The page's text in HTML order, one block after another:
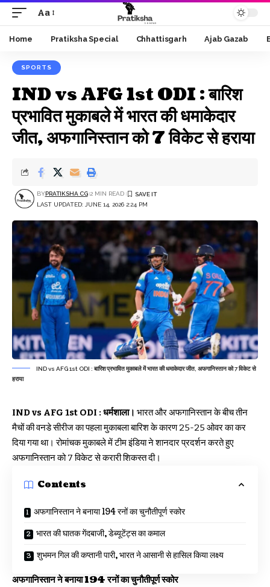
Font
Resizer
Aa
Home Pratiksha Special Chhattisgarh Ajab Gazab
SPORTS
IND vs AFG 1st ODI : बारिश
प्रभावित मुकाबले में भारत की धमाकेदार
जीत, अफगानिस्तान को 7 विकेट से हराया
LAST UPDATED: JUNE 14, 2026 2:24 PM
BYPRATIKSHA CG 2 MIN READ
IND vs AFG 1st ODI : बारिश प्रभावित मुकाबले में भारत की धमाकेदार जीत, अफगानिस्तान को 7 विकेट से
हराया
IND vs AFG 1st ODI : धर्मशाला। भारत और अफगानिस्तान के बीच तीन
मैचों की वनडे सीरीज का पहला मुकाबला बारिश के कारण 25-25 ओवर का कर
दिया गया था। रोमांचक मुकाबले में टीम इंडिया ने शानदार प्रदर्शन करते हुए
अफगानिस्तान को 7 विकेट से करारी शिकस्त दी।
Contents
अफगानिस्तान ने बनाया 194 रनों का चुनौतीपूर्ण स्कोर
भारत की घातक गेंदबाजी, डेब्यूटेंट्स का कमाल
शुभमन गिल की कप्तानी पारी, भारत ने आसानी से हासिल किया लक्ष्य
अफगानिस्तान ने बनाया 194 रनों का चुनौतीपूर्ण स्कोर